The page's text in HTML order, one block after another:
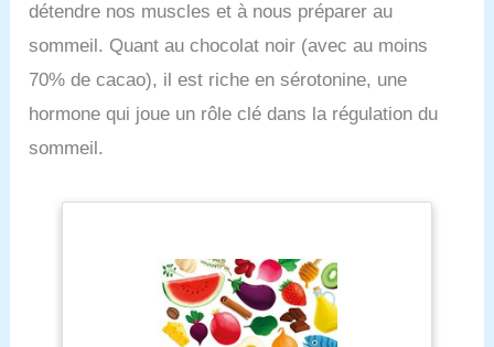
détendre nos muscles et à nous préparer au
sommeil. Quant au chocolat noir (avec au moins
70% de cacao), il est riche en sérotonine, une
hormone qui joue un rôle clé dans la régulation du
sommeil.